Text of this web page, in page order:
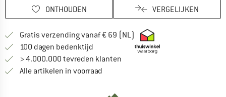
ONTHOUDEN VERGELIJKEN
Gratis verzending vanaf € 69 (NL) Vind hier de
100 dagen bedenktijd Vind de betalingsinformatie hier!
> 4.000.000 tevreden klanten
Alle artikelen in voorraad